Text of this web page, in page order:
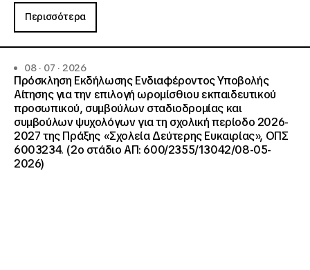
Περισσότερα
08 · 07 · 2026
Πρόσκληση Εκδήλωσης Ενδιαφέροντος Υποβολής
Αίτησης για την επιλογή ωρομίσθιου εκπαιδευτικού
προσωπικού, συμβούλων σταδιοδρομίας και
συμβούλων ψυχολόγων για τη σχολική περίοδο 2026-
2027 της Πράξης «Σχολεία Δεύτερης Ευκαιρίας», ΟΠΣ
6003234. (2ο στάδιο ΑΠ: 600/2355/13042/08-05-
2026)